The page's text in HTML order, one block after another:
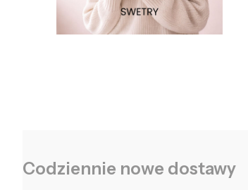
Codziennie nowe dostawy